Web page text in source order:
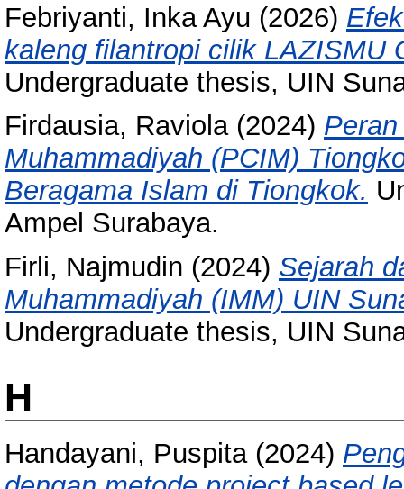
Febriyanti, Inka Ayu (2026)
kaleng filantropi cilik LAZISMU
Undergraduate thesis, UIN
Firdausia, Raviola(2024)
Muhammadiyah (PCIM)
Beragama Islam di Tiongkok.
Ampel Surabaya.
Firli, Najmudin (2024) Sejarah
Muhammadiyah (IMM) UIN
Undergraduate thesis, UIN
H
Handayani, Puspita(2024)